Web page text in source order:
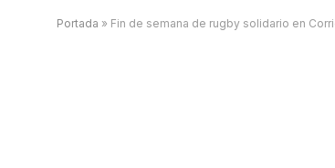
Portada » Fin de semana de rugby solidario en